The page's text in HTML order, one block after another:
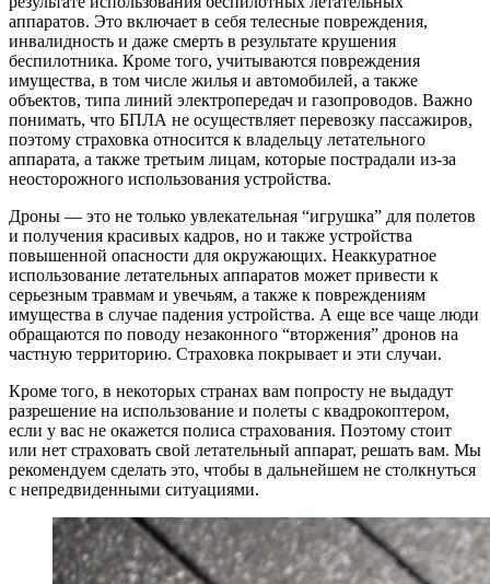
аппаратов. Это включает в себя телесные повреждения,
инвалидность и даже смерть в результате крушения
беспилотника. Кроме того, учитываются повреждения
имущества, в том числе жилья и автомобилей, а также
объектов, типа линий электропередач и газопроводов. Важно
понимать, что БПЛА не осуществляет перевозку пассажиров,
поэтому страховка относится к владельцу летательного
аппарата, а также третьим лицам, которые пострадали из-за
неосторожного использования устройства.
Дроны — это не только увлекательная “игрушка” для полетов
и получения красивых кадров, но и также устройства
повышенной опасности для окружающих. Неаккуратное
использование летательных аппаратов может привести к
серьезным травмам и увечьям, а также к повреждениям
имущества в случае падения устройства. А еще все чаще люди
обращаются по поводу незаконного “вторжения” дронов на
частную территорию. Страховка покрывает и эти случаи.
Кроме того, в некоторых странах вам попросту не выдадут
разрешение на использование и полеты с квадрокоптером,
если у вас не окажется полиса страхования. Поэтому стоит
или нет страховать свой летательный аппарат, решать вам. Мы
рекомендуем сделать это, чтобы в дальнейшем не столкнуться
с непредвиденными ситуациями.